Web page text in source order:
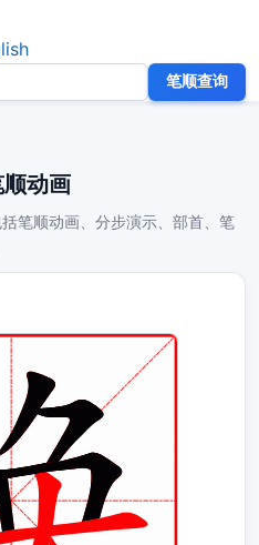
笔顺查询
顺动画
笔顺动画、分步演示、部首、笔